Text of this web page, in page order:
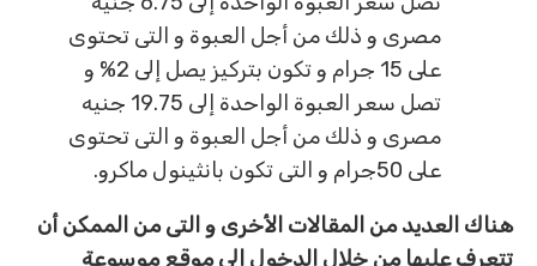
مصرى و ذلك من أجل العبوة و التى تحتوى
على 15 جرام و تكون بتركيز يصل إلى 2% و
تصل سعر العبوة الواحدة إلى 19.75 جنيه
مصرى و ذلك من أجل العبوة و التى تحتوى
على 50جرام و التى تكون بانثينول ماكرو.
هناك العديد من المقالات الأخرى و التى من الممكن أن
تتعرف عليها من خلال الدخول إلى موقع موسوعة